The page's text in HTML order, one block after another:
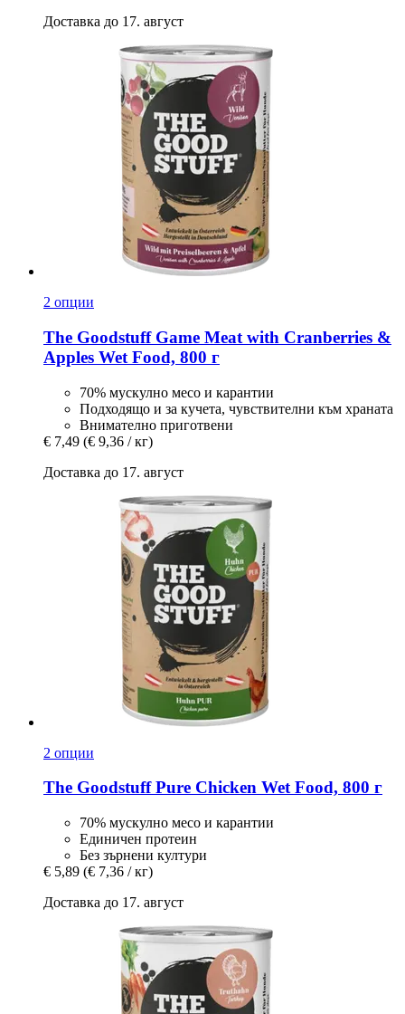
Доставка до 17. август
2 опции
The GoodstuffGame Meat with Cranberries &
Apples Wet Food, 800 г
70% мускулно месо и карантии
Подходящо и за кучета, чувствителни към храната
Внимателно приготвени
€ 7,49 (€ 9,36 / кг)
Доставка до 17. август
2 опции
The GoodstuffPure Chicken Wet Food, 800 г
70% мускулно месо и карантии
Единичен протеин
Без зърнени култури
€ 5,89 (€ 7,36 / кг)
Доставка до 17. август